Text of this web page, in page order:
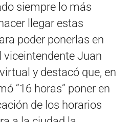
siempre lo más
llegar estas
poder ponerlas en
viceintendente Juan
y destacó que, en
“16 horas” poner en
de los horarios